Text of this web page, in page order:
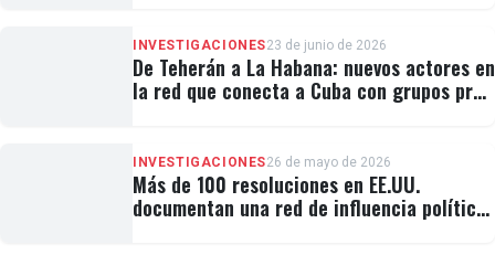
INVESTIGACIONES23 de junio de 2026
De Teherán a La Habana: nuevos actores en
la red que conecta a Cuba con grupos pro-
INVESTIGACIONES26 de mayo de 2026
Más de 100 resoluciones en EE.UU.
documentan una red de influencia política